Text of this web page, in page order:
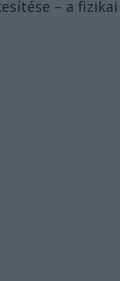
– a